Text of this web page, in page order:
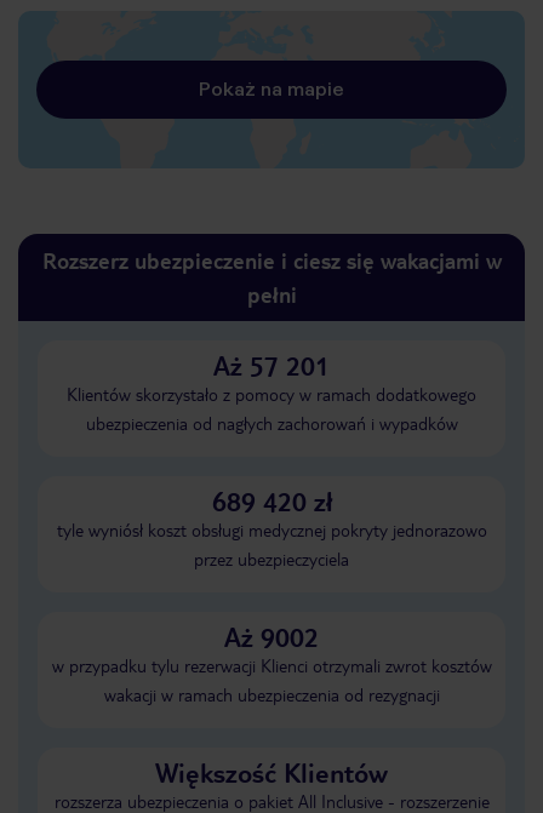
Pokaż na mapie
Rozszerz ubezpieczenie i ciesz się wakacjami w
pełni
Aż 57 201
Klientów skorzystało z pomocy w ramach dodatkowego
ubezpieczenia od nagłych zachorowań i wypadków
689 420 zł
tyle wyniósł koszt obsługi medycznej pokryty jednorazowo
przez ubezpieczyciela
Aż 9002
w przypadku tylu rezerwacji Klienci otrzymali zwrot kosztów
wakacji w ramach ubezpieczenia od rezygnacji
Większość Klientów
rozszerza ubezpieczenia o pakiet All Inclusive - rozszerzenie